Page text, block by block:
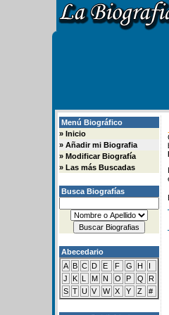
Menú Biográfico
» Inicio
» Añadir mi Biografia
» Modificar Biografía
» Las más Buscadas
Busca Biografías
Abecedario
A B C D E F G H
I
J
K L M N O P Q
R
S T U V W X Y Z #